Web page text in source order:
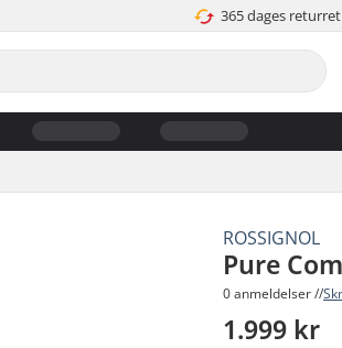
365 dages returret
ROSSIGNOL
Pure
0 anmeldelser //
1.999 kr